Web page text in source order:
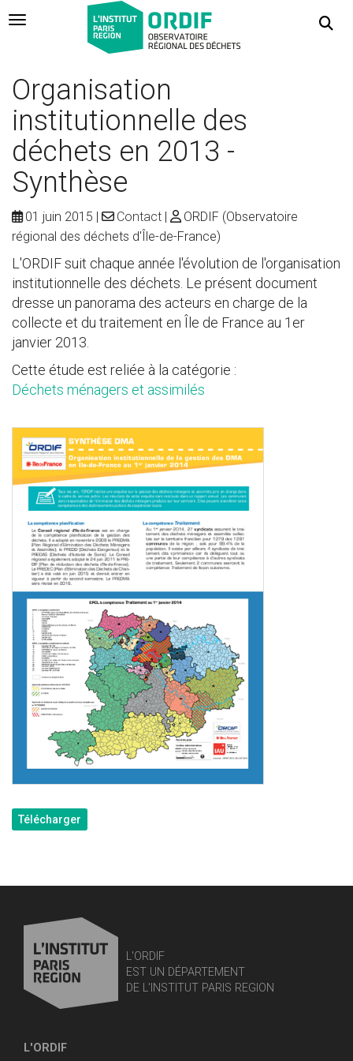
Navigation Toggle
Organisation
institutionnelle des
déchets en 2013 -
Synthèse
01 juin 2015 Contact
ORDIF (Observatoire
régional des déchets d'Île-de-France)
L'ORDIF suit chaque année l'évolution de l'organisation
institutionnelle des déchets. Le présent document
dresse un panorama des acteurs en charge de la
collecte et du traitement en Île de France au 1er
janvier 2013.
Cette étude est reliée à la catégorie :
Déchets ménagers et assimilés
Télécharger
L'ORDIF
EST UN DÉPARTEMENT
DE L'INSTITUT PARIS REGION
L'ORDIF